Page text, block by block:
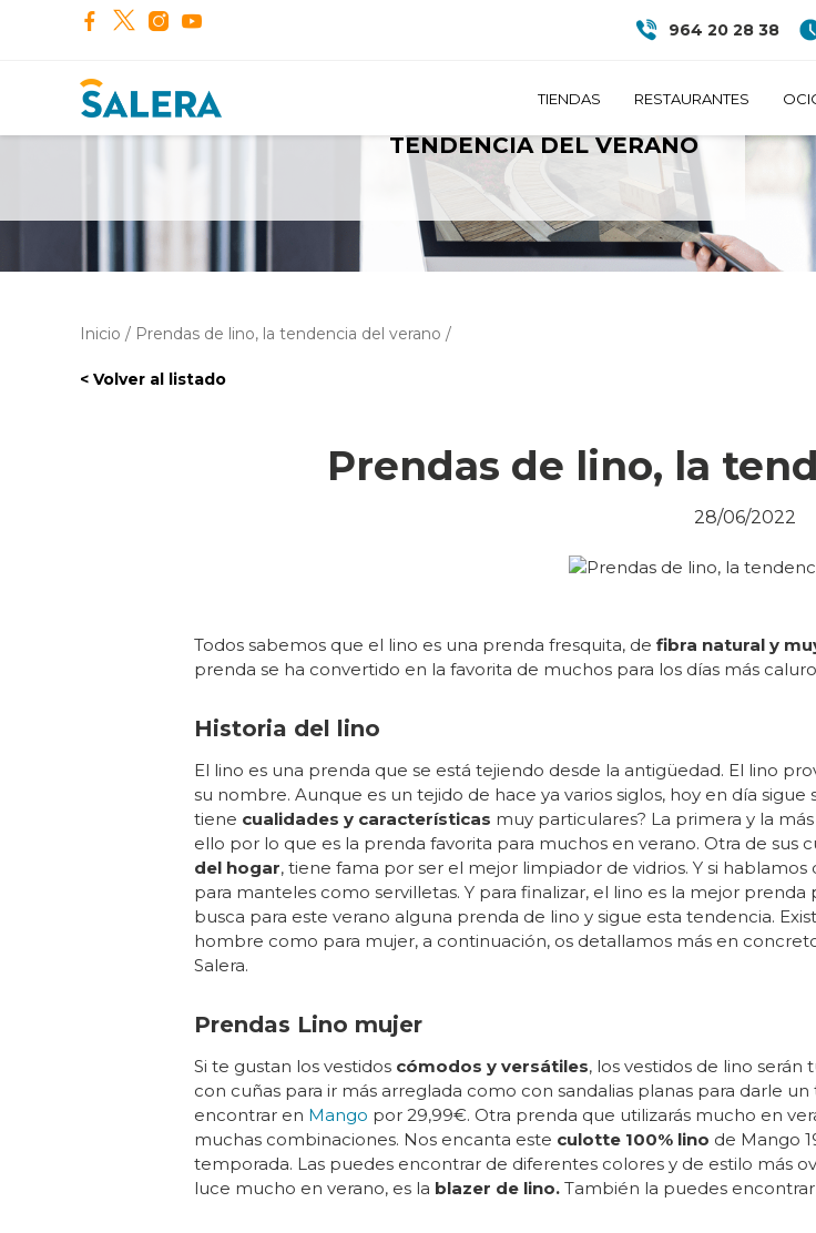
964 20 28 38
TIENDAS RESTAURANTES
TENDENCIA DEL VERANO
Inicio / Prendas de lino, la tendencia del verano /
< Volver al listado
Prendas de lino, la
28/06/2022
Todos sabemos que el lino es una prenda fresquita, de fibra natural y
prenda se ha convertido en la favorita de muchos para los días más
Historia del lino
El lino es una prenda que se está tejiendo desde la antigüedad. El lino
su nombre. Aunque es un tejido de hace ya varios siglos, hoy en día
tiene cualidades y características muy particulares? La primera y la
ello por lo que es la prenda favorita para muchos en verano. Otra de sus
del hogar, tiene fama por ser el mejor limpiador de vidrios. Y si
para manteles como servilletas. Y para finalizar, el lino es la mejor prenda
busca para este verano alguna prenda de lino y sigue esta tendencia.
hombre como para mujer, a continuación, os detallamos más en
Salera.
Prendas Lino mujer
Si te gustan los vestidos cómodos y versátiles, los vestidos de lino
con cuñas para ir más arreglada como con sandalias planas para darle un
encontrar en Mango por 29,99€. Otra prenda que utilizarás mucho en
muchas combinaciones. Nos encanta este culotte 100% lino de Mango
temporada. Las puedes encontrar de diferentes colores y de estilo más
luce mucho en verano, es la blazer de lino.También la puedes